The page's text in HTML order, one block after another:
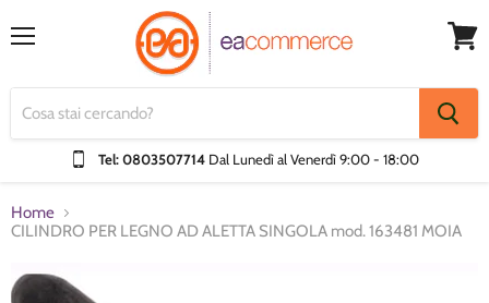
Tel: 0803507714 Dal Lunedì al Venerdì9:00 - 18:00
Home
CILINDRO PER LEGNO AD ALETTA SINGOLA mod. 163481 MOIA